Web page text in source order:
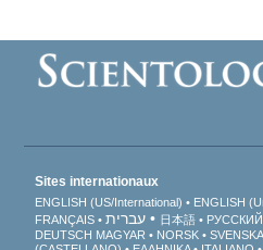
Sites internationaux
ENGLISH (US/International) ENGLISH
FRANÇAIS
עברית 日本語 РУССКИЙ
DEUTSCH MAGYAR NORSK SVENSKA